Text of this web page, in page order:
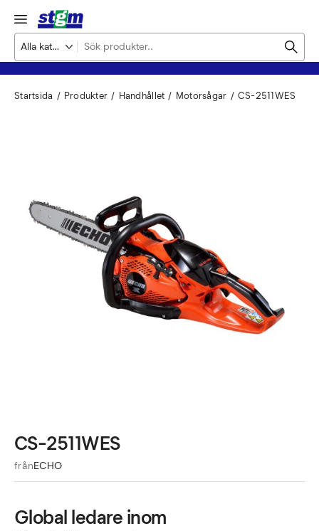
Startsida Produkter Handhållet Motorsågar CS-2511WES
CS-2511WES
frånECHO
Global ledare inom